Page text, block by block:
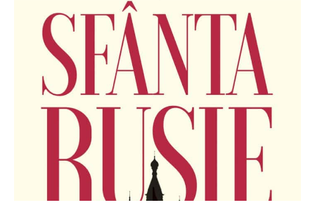
PRESShub
Despre noi / Echipa
Proiecte editoriale
Rețea